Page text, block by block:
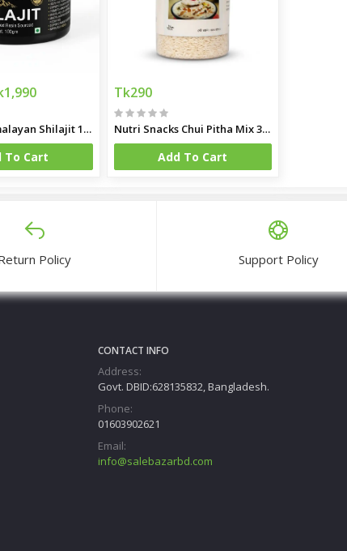
Original Himalayan Shilajit 100gm
To Cart
Tk290
Nutri Snacks Chui Pitha Mix 350gm
Add To Cart
Policy Support Policy
CONTACT INFO
Address:
Govt. DBID:628135832, Bangladesh.
Phone:
01603902621
Email:
info@salebazarbd.com